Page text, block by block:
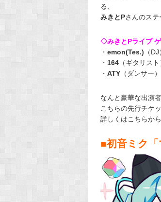
る、
みきとPさんのステ
◇みきとPライブ
・ emon(Tes.) （DJ
・ 164 （ギタリスト
・ ATY （ダンサー）
なんと豪華な出演
こちらの先行チケ
詳しくはこちらか
■初音ミク